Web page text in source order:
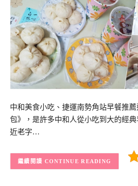
中和美食小吃、捷運南勢角站早餐推
包》，是許多中和人從小吃到大的經
近老字…
CONTINUE READING